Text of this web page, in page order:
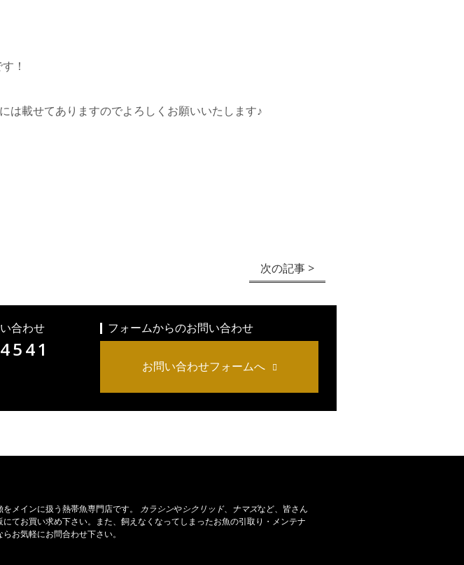
！
は載せてありますのでよろしくお願いいたします♪
次の記事 >
合わせ フォームからのお問い合わせ
お問い合わせフォームへ
をメインに扱う熱帯魚専門店です。 カラシンやシクリッド、 ナマズなど、皆さん
てお買い求め下さい。また、飼えなくなってしまったお魚の引取り・メンテナ
お気軽にお問合わせ下さい。